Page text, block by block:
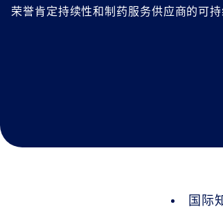
荣誉肯定持续性和制药服务供应商的可
国际